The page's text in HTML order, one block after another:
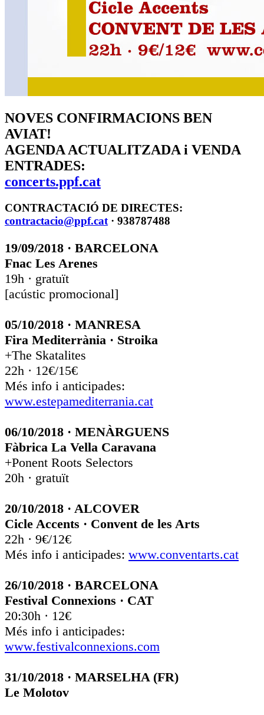
NOVES CONFIRMACIONS BEN
AVIAT!
AGENDA ACTUALITZADA i VENDA
ENTRADES:
concerts.ppf.cat
CONTRACTACIÓ DE DIRECTES:
contractacio@ppf.cat · 938787488
19/09/2018 · BARCELONA
Fnac Les Arenes
19h · gratuït
[acústic promocional]
05/10/2018 · MANRESA
Fira Mediterrània · Stroika
+The Skatalites
22h · 12€/15€
Més info i anticipades:
www.estepamediterrania.cat
06/10/2018 · MENÀRGUENS
Fàbrica La Vella Caravana
+Ponent Roots Selectors
20h · gratuït
20/10/2018 · ALCOVER
Cicle Accents · Convent de les Arts
22h · 9€/12€
Més info i anticipades: www.conventarts.cat
26/10/2018 · BARCELONA
Festival Connexions · CAT
20:30h · 12€
Més info i anticipades:
www.festivalconnexions.com
31/10/2018 · MARSELHA (FR)
Le Molotov